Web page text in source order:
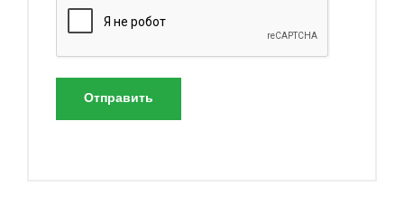
Отправить